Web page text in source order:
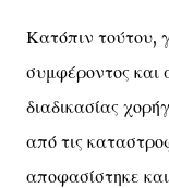
Κατόπιν τούτου,
συμφέροντος και
διαδικασίας
από τις
αποφασίστηκε